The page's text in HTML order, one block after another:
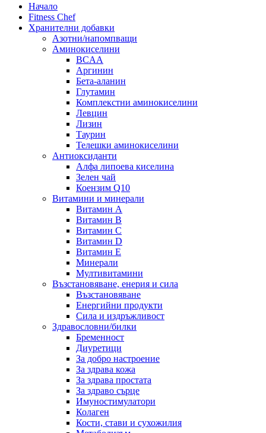
Начало
Fitness Chef
Хранителни добавки
Азотни/напомпващи
Аминокиселини
BCAA
Аргинин
Бета-аланин
Глутамин
Комплекстни аминокиселини
Левцин
Лизин
Таурин
Телешки аминокиселини
Антиоксиданти
Алфа липоева киселина
Зелен чай
Коензим Q10
Витамини и минерали
Витамин А
Витамин B
Витамин C
Витамин D
Витамин E
Минерали
Мултивитамини
Възстановяване, енерия и сила
Възстановяване
Енергийни продукти
Сила и издръжливост
Здравословни/билки
Бременност
Диуретици
За добро настроение
За здрава кожа
За здрава простата
За здраво сърце
Имуностимулатори
Колаген
Кости, стави и сухожилия